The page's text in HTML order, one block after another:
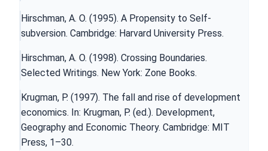
Hirschman, A. O. (1995). A Propensity to Self-
subversion. Cambridge: Harvard University Press.
Hirschman, A. O. (1998). Crossing Boundaries.
Selected Writings. New York: Zone Books.
Krugman, P. (1997). The fall and rise of development
economics. In: Krugman, P. (ed.). Development,
Geography and Economic Theory. Cambridge: MIT
Press, 1–30.